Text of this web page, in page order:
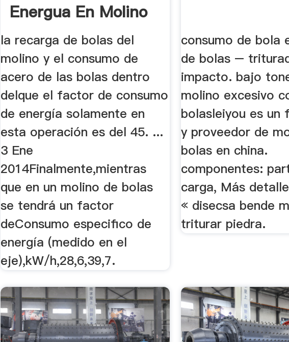
Energua En Molino
De Bolas
la recarga de bolas del
molino y el consumo de
acero de las bolas dentro
delque el factor de consumo
de energía solamente en
esta operación es del 45. ...
3 Ene
2014Finalmente,mientras
que en un molino de bolas
se tendrá un factor
deConsumo especifico de
energía (medido en el
eje),kW/h,28,6,39,7.
consumo de bola
de bolas –
impacto. bajo
molino excesivo
bolasleiyou es un
y proveedor de
bolas en china.
componentes:
carga, Más
« disecsa bende
triturar piedra.